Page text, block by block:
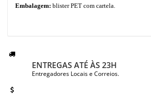
Embalagem: blister PET com cartela.
ENTREGAS ATÉ ÀS 23H
Entregadores Locais e Correios.